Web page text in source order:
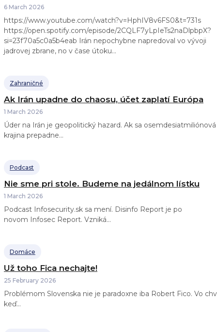
6 March 2026
https://www.youtube.com/watch?v=HphIV8v6FS0&t=731s
https://open.spotify.com/episode/2CQLF7yLpIeTs2naDlpbpX?
si=23f70a5c0a5b4eab Irán nepochybne napredoval vo vývoji
jadrovej zbrane, no v čase útoku...
Zahraničné
Ak Irán upadne do chaosu, účet zaplatí Európa
1 March 2026
Úder na Irán je geopolitický hazard. Ak sa osemdesiatmiliónová
krajina prepadne...
Podcast
Nie sme pri stole. Budeme na jedálnom lístku
1 March 2026
Podcast Infosecurity.sk sa mení. Disinfo Report je po
novom Infosec Report. Vzniká...
Domáce
Už toho Fica nechajte!
25 February 2026
Problémom Slovenska nie je paradoxne iba Robert Fico. Vo
keď...